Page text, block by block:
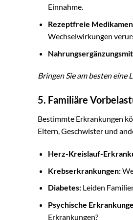
Einnahme.
Rezeptfreie
Wechselwirkungen
Bringen Sie am besten eine
5. Familiäre
Bestimmte Erkrankungen
Eltern, Geschwister und
Herz-Kreislauf-
Krebserkrankungen:
Diabetes:Leiden
Psychische
Erkrankungen?